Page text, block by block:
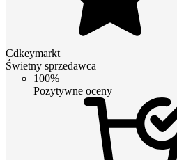
Cdkeymarkt
Świetny sprzedawca
100%
Pozytywne oceny